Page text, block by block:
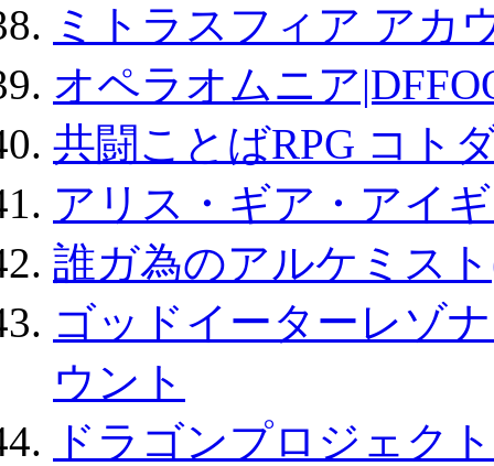
ミトラスフィア アカ
オペラオムニア
共闘ことばRPG コト
アリス・ギア・アイ
誰ガ為のアルケミス
ゴッドイーターレゾ
ウント
ドラゴンプロジェク